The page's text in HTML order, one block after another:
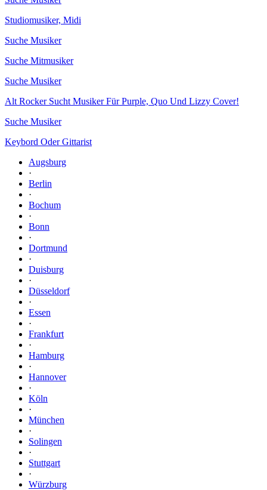
Studiomusiker, Midi
Suche Musiker
Suche Mitmusiker
Suche Musiker
Alt Rocker Sucht Musiker Für Purple, Quo Und Lizzy Cover!
Suche Musiker
Keybord Oder Gittarist
Augsburg
·
Berlin
·
Bochum
·
Bonn
·
Dortmund
·
Duisburg
·
Düsseldorf
·
Essen
·
Frankfurt
·
Hamburg
·
Hannover
·
Köln
·
München
·
Solingen
·
Stuttgart
·
Würzburg